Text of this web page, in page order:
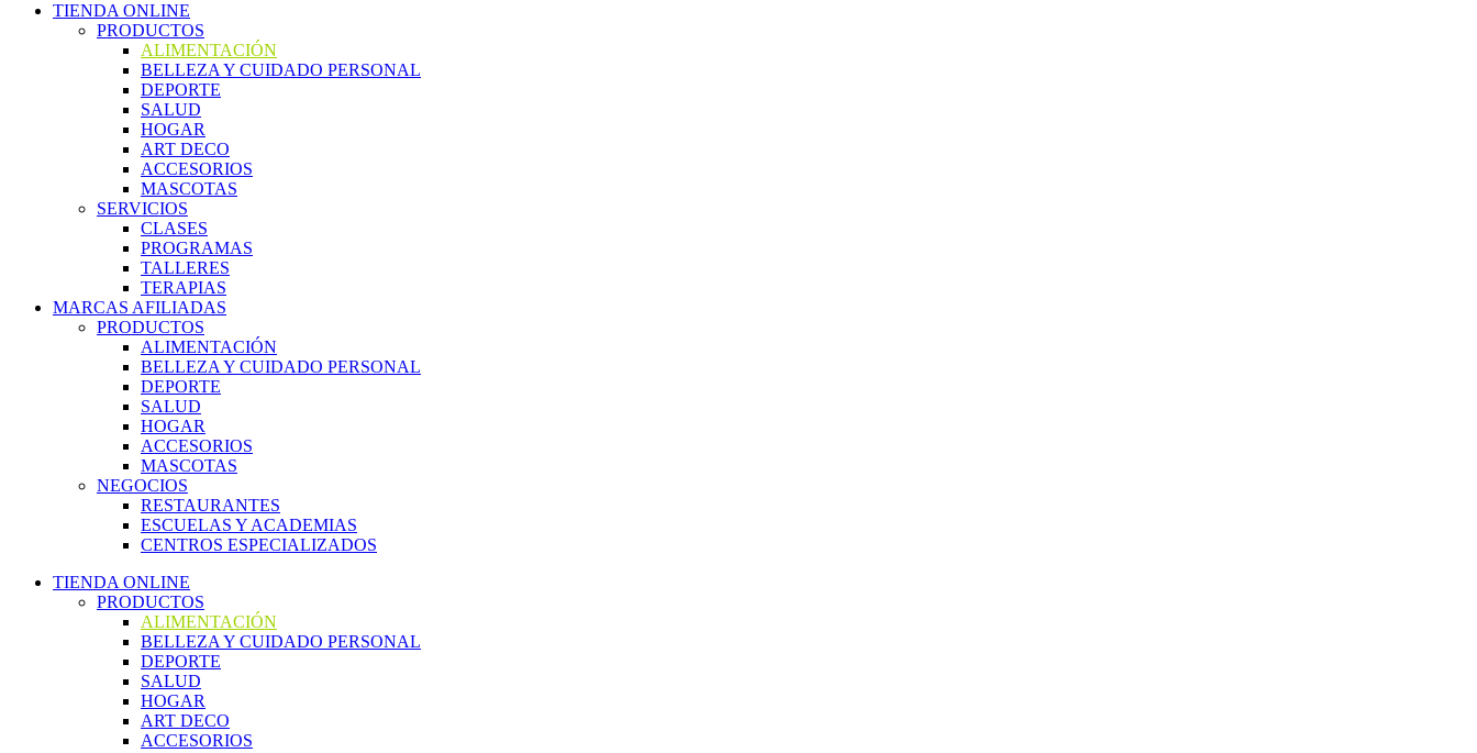
TIENDA ONLINE
PRODUCTOS
ALIMENTACIÓN
BELLEZA Y CUIDADO PERSONAL
DEPORTE
SALUD
HOGAR
ART DECO
ACCESORIOS
MASCOTAS
SERVICIOS
CLASES
PROGRAMAS
TALLERES
TERAPIAS
MARCAS AFILIADAS
PRODUCTOS
ALIMENTACIÓN
BELLEZA Y CUIDADO PERSONAL
DEPORTE
SALUD
HOGAR
ACCESORIOS
MASCOTAS
NEGOCIOS
RESTAURANTES
ESCUELAS Y ACADEMIAS
CENTROS ESPECIALIZADOS
TIENDA ONLINE
PRODUCTOS
ALIMENTACIÓN
BELLEZA Y CUIDADO PERSONAL
DEPORTE
SALUD
HOGAR
ART DECO
ACCESORIOS